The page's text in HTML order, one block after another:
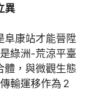
異
阜康站才能晉陞
綠洲-荒涼平臺
體，與微觀生態
輸運移作為 2